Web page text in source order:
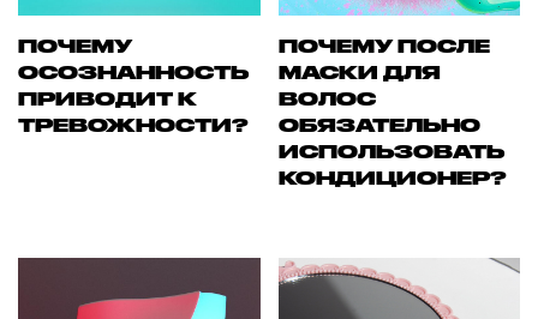
ПОЧЕМУ
ОСОЗНАННОСТЬ
ПРИВОДИТ К
ТРЕВОЖНОСТИ?
ПОЧЕМУ ПОСЛЕ
МАСКИ ДЛЯ
ВОЛОС
ОБЯЗАТЕЛЬНО
ИСПОЛЬЗОВАТЬ
КОНДИЦИОНЕР?